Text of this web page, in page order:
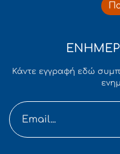
Κάντε εγγραφή εδώ